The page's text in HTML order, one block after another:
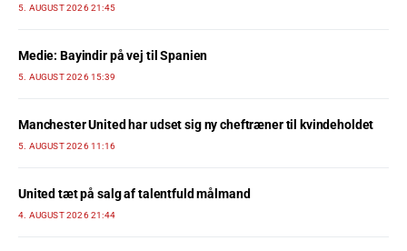
5. AUGUST 2026 21:45
Medie: Bayindir på vej til Spanien
5. AUGUST 2026 15:39
Manchester United har udset sig ny cheftræner til kvindeholdet
5. AUGUST 2026 11:16
United tæt på salg af talentfuld målmand
4. AUGUST 2026 21:44